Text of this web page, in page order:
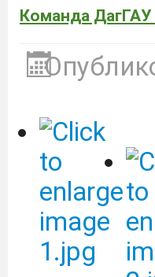
имени
2027
Команда ДагГАУ